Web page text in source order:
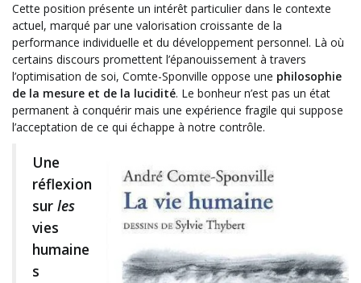
Cette position présente un intérêt particulier dans le contexte
actuel, marqué par une valorisation croissante de la
performance individuelle et du développement personnel. Là où
certains discours promettent l’épanouissement à travers
l’optimisation de soi, Comte-Sponville oppose une philosophie
de la mesure et de la lucidité. Le bonheur n’est pas un état
permanent à conquérir mais une expérience fragile qui suppose
l’acceptation de ce qui échappe à notre contrôle.
Une
réflexion
sur les
vies
humaine
s